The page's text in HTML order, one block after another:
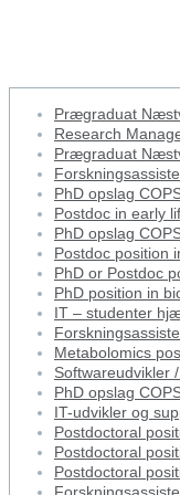
Prægraduat
Research
Prægraduat
PhD opslag
Postdoc in early
PhD opslag
Postdoc position
PhD or Postdoc
PhD position in
IT – studenter
Metabolomics
Softwareudvikler
PhD opslag
IT-udvikler og
Postdoctoral
Postdoctoral
Postdoctoral